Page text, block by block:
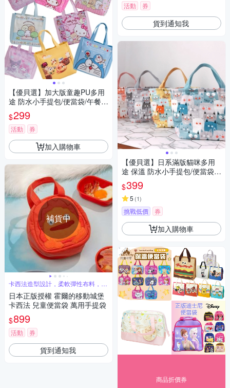
【優貝選】加大版童趣PU多用
途 防水小手提包/便當袋/午餐提
包
$299
活動 券
加入購物車
補貨中
卡西法造型設計，柔軟彈性布料，拉
鍊設計
日本正版授權 霍爾的移動城堡
卡西法 兒童便當袋 萬用手提袋
$899
活動 券
貨到通知我
活動 券
貨到通知我
【優貝選】日系滿版貓咪多用
途 保溫 防水小手提包/便當袋/
午餐提包(4色)
$399
5 (1)
挑戰低價 券
加入購物車
商品折價券